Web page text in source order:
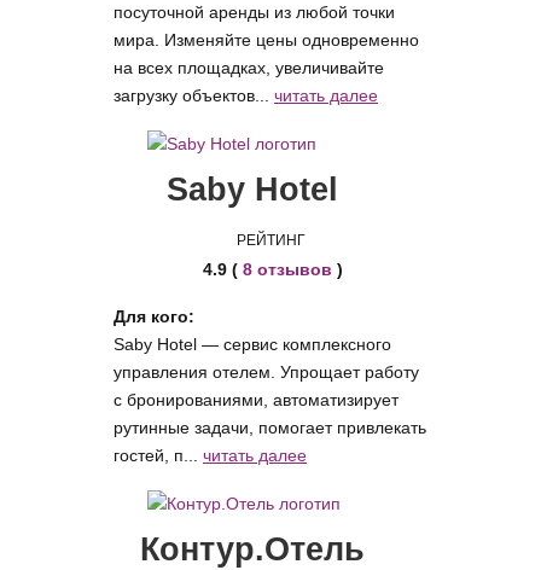
посуточной аренды из любой точки
мира. Изменяйте цены одновременно
на всех площадках, увеличивайте
загрузку объектов... читать далее
Saby Hotel
РЕЙТИНГ
4.9 ( 8 отзывов )
Для кого:
Saby Hotel — сервис комплексного
управления отелем. Упрощает работу
с бронированиями, автоматизирует
рутинные задачи, помогает привлекать
гостей, п... читать далее
Контур.Отель